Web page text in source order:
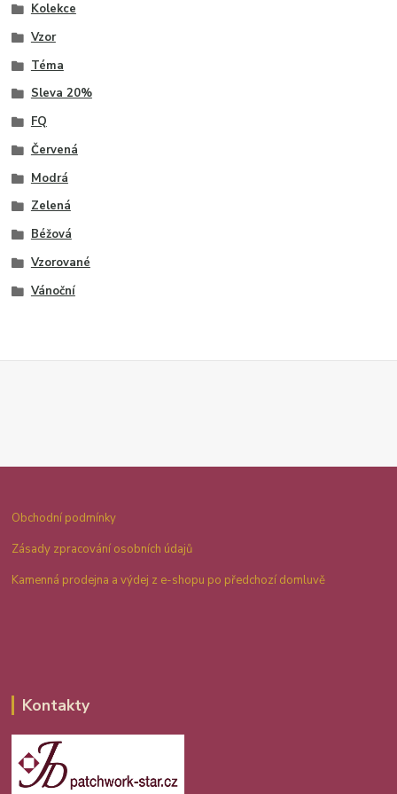
Kolekce
Vzor
Téma
Sleva 20%
FQ
Červená
Modrá
Zelená
Béžová
Vzorované
Vánoční
Obchodní podmínky
Zásady zpracování osobních údajů
Kamenná prodejna a výdej z e-shopu po předchozí domluvě
Kontakty